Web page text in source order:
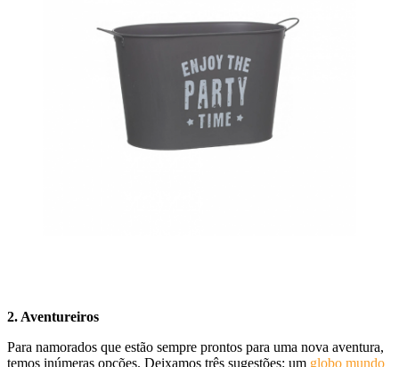
2. Aventureiros
Para namorados que estão sempre prontos para uma nova aventura,
temos inúmeras opções. Deixamos três sugestões: um globo mundo